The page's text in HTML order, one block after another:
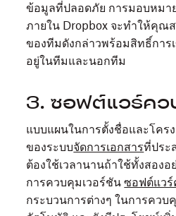
ข้อมูลที่ปลอดภัย การมอบหมา
ภายใน Dropbox จะทำให้คุณ
ของทีมดังกล่าวพร้อมสิทธิ์การ
อยู่ในทีมและนอกทีม
3. ซอฟต์แวร์คว
แบบแผนในการตั้งชื่อและโคร
ของระบบจัดการเอกสารที่ประ
ต้องใช้เวลานานถ้าใช้ทั้งสองอ
การควบคุมเวอร์ชันซอฟต์แวร์
กระบวนการต่างๆ ในการควบ